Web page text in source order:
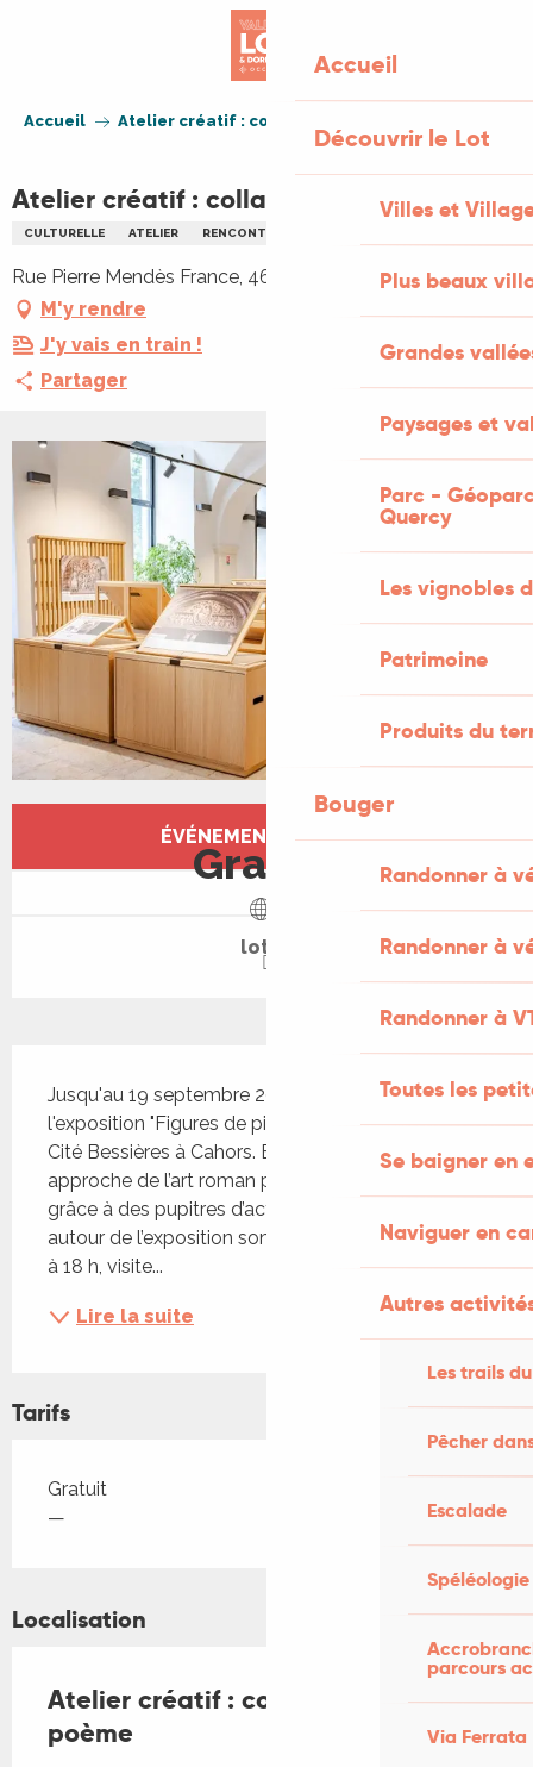
Accueil
Découvrir le Lot
Villes et
Plus beaux
Grandes
Paysages et
Parc -
Quercy
Les vignobles
Patrimoine
Produits du
Bouger
Randonner à
Randonner à
Randonner à
Toutes les
Se baigner en
Naviguer en
Autres
Les trails
Pêcher
Escalade
Spéléologie
parcours
Via Ferrata
Accueil Atelier créatif : collage, dessin, poème
Atelier créatif : collage, dessin, poème
CULTURELLE ATELIER RENCONTRES
Rue Pierre Mendès France, 46000 Cahors
M'y rendre
J'y vais en train !
Partager
Ouverture et coordonnées
ÉVÉNEMENT TERMINÉ
Gratuit
lot.fr
Jusqu'au 19 septembre 2025, découvrez
l'exposition "Figures de pierre" dans le hall de la
Cité Bessières à Cahors. Elle permet une
approche de l’art roman par l’image et par le jeu
grâce à des pupitres d’activités. Des rencontres
autour de l’exposition sont proposées. Le 8 juillet
à 18 h, visite...
Lire la suite
Tarifs
Tarifs 2026
Gratuit
—
Localisation
Atelier créatif : collage, dessin,
poème